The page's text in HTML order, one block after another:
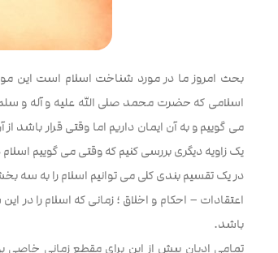
بحث امروز ما در مورد شناخت اسلام است این
اسلامی که حضرت محمد صلی الله علیه و آله و سلم
می گوییم و به آن ایمان داریم اما وقتی قرار باشد
یک زاویه دیگری بررسی کنیم که وقتی می گوییم
در یک تقسیم بندی کلی می توانیم اسلام را به سه
اعتقادات – احکام و اخلاق ؛ زمانی که اسلام را در
باشد.
تمامی ادیان پیش از این برای مقطع زمانی خاصی